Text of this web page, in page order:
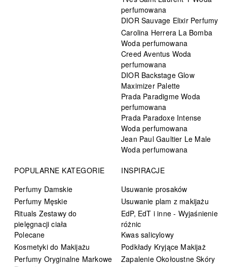
perfumowana
DIOR Sauvage Elixir Perfumy
Carolina Herrera La Bomba
Woda perfumowana
Creed Aventus Woda
perfumowana
DIOR Backstage Glow
Maximizer Palette
Prada Paradigme Woda
perfumowana
Prada Paradoxe Intense
Woda perfumowana
Jean Paul Gaultier Le Male
Woda perfumowana
POPULARNE KATEGORIE
Perfumy Damskie
Perfumy Męskie
Rituals Zestawy do
pielęgnacji ciała
Polecane
Kosmetyki do Makijażu
Perfumy Oryginalne Markowe
INSPIRACJE
Usuwanie prosaków
Usuwanie plam z makijażu
EdP, EdT i inne - Wyjaśnienie
różnic
Kwas salicylowy
Podkłady Kryjące Makijaż
Zapalenie Okołoustne Skóry